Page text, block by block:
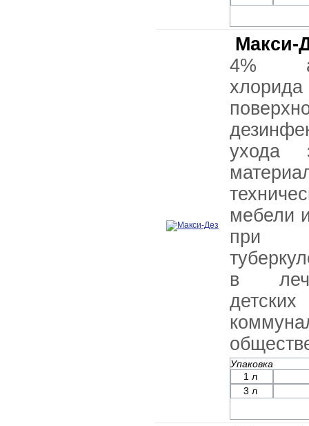
Макси-
4%
ухода
мебели
при
в
Упаковка
1 л
3 л